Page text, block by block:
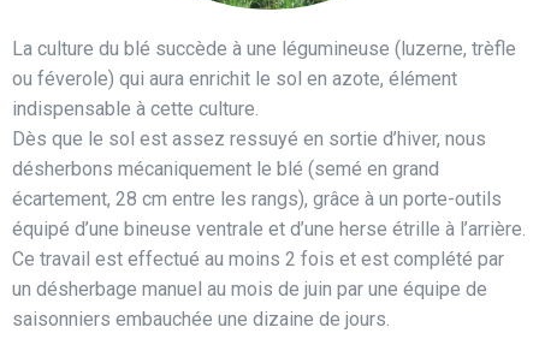
La culture du blé succède à une légumineuse (luzerne, trèfle
ou féverole) qui aura enrichit le sol en azote, élément
indispensable à cette culture.
Dès que le sol est assez ressuyé en sortie d’hiver, nous
désherbons mécaniquement le blé (semé en grand
écartement, 28 cm entre les rangs), grâce à un porte-outils
équipé d’une bineuse ventrale et d’une herse étrille à l’arrière.
Ce travail est effectué au moins 2 fois et est complété par
un désherbage manuel au mois de juin par une équipe de
saisonniers embauchée une dizaine de jours.